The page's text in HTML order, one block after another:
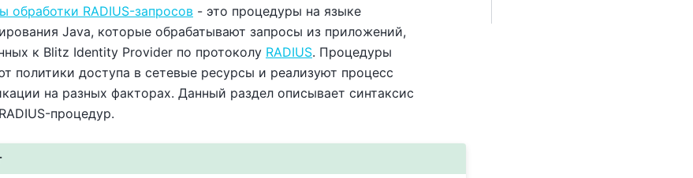
обработки RADIUS-запросов - это процедуры на языке
Java, которые обрабатывают запросы из приложений,
к Blitz Identity Provider по протоколу RADIUS. Процедуры
политики доступа в сетевые ресурсы и реализуют процесс
на разных факторах. Данный раздел описывает синтаксис
процедур.